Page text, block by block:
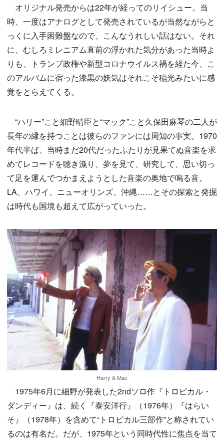
オリジナル発売からは22年が経ってのリイシュー。当
時、一度はアナログとして発売されているが当然ながらと
っくに入手困難盤なので、こんなうれしい話はない。それ
に、むしろミレニアム直前の浮かれた気分があった当時よ
りも、トランプ政権や新型コロナウイルス禍を経た今、こ
のアルバムに宿った漆黒の妖気はそれこそ稲光みたいに感
覚をとらえてくる。
“ハリー”こと細野晴臣と“マック”こと久保田麻琴の二人が
長年の縁を持つことは彼らのファンには周知の事実。1970
年代半ば、当時まだ20代だったふたりが見果てぬ音楽を求
めてレコードを聴き漁り、夢を見て、研究して、思い切っ
て足を運んでつかまえようとした音楽の奥地で鳴る音。
LA、ハワイ、ニューオリンズ、沖縄……とその探索と発掘
は時代も国境も超えて広がっていった。
Harry & Mac
1975年6月に細野が発表した2ndソロ作『トロピカル・
ダンディー』は、続く『泰安洋行』（1976年）『はらい
そ』（1978年）を含めて“トロピカル三部作”と称されてい
るのは有名だ。だが、1975年という同時代性に焦点を当て